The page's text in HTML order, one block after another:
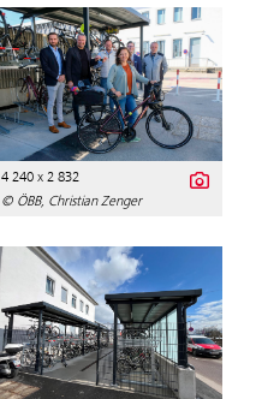
4 240 x 2 832
© ÖBB, Christian Zenger